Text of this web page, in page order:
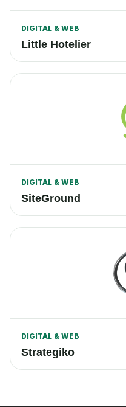
DIGITAL & WEB
Little Hotelier
DIGITAL & WEB
SiteGround
DIGITAL & WEB
Strategiko